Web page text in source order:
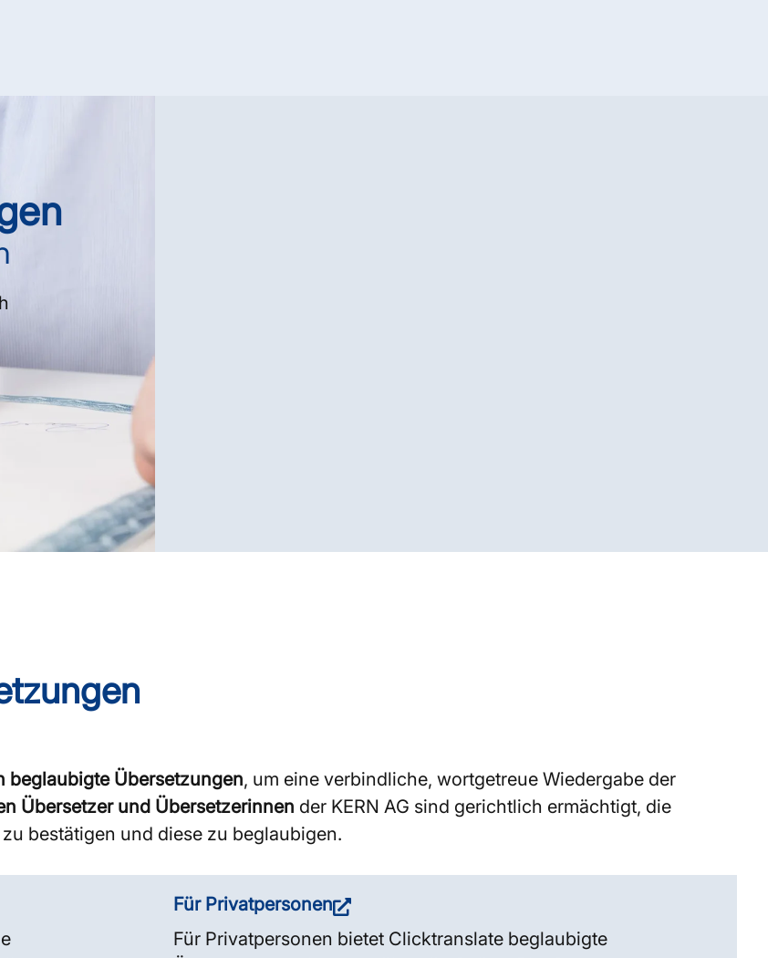
beglaubigte Übersetzungen, um eine verbindliche, wortgetreue Wiedergabe der
Übersetzer und Übersetzerinnen der KERN AG sind gerichtlich ermächtigt, die
bestätigen und diese zu beglaubigen.
Für Privatpersonen
Für Privatpersonen bietet Clicktranslate beglaubigte